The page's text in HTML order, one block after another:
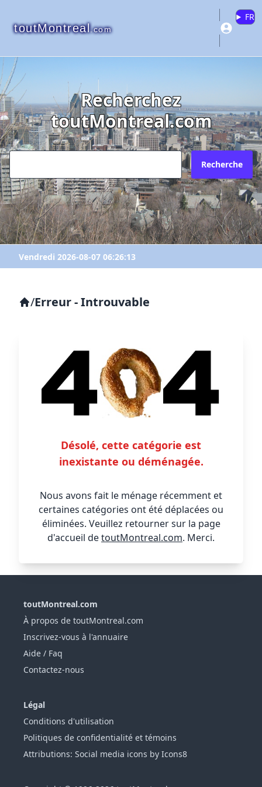
toutMontreal.com
FR
Recherchez
toutMontreal.com
Recherche
Vendredi 2026-08-07 06:26:13
/Erreur - Introuvable
Désolé, cette catégorie est
inexistante ou déménagée.
Nous avons fait le ménage récemment et
certaines catégories ont été déplacées ou
éliminées. Veuillez retourner sur la page
d'accueil detoutMontreal.com. Merci.
toutMontreal.com
À propos de toutMontreal.com
Inscrivez-vous à l'annuaire
Aide / Faq
Contactez-nous
Légal
Conditions d'utilisation
Politiques de confidentialité et témoins
Attributions: Social media icons by Icons8